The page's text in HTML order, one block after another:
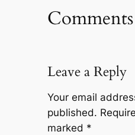
Comments
Leave a Reply
Your email
published.
marked *